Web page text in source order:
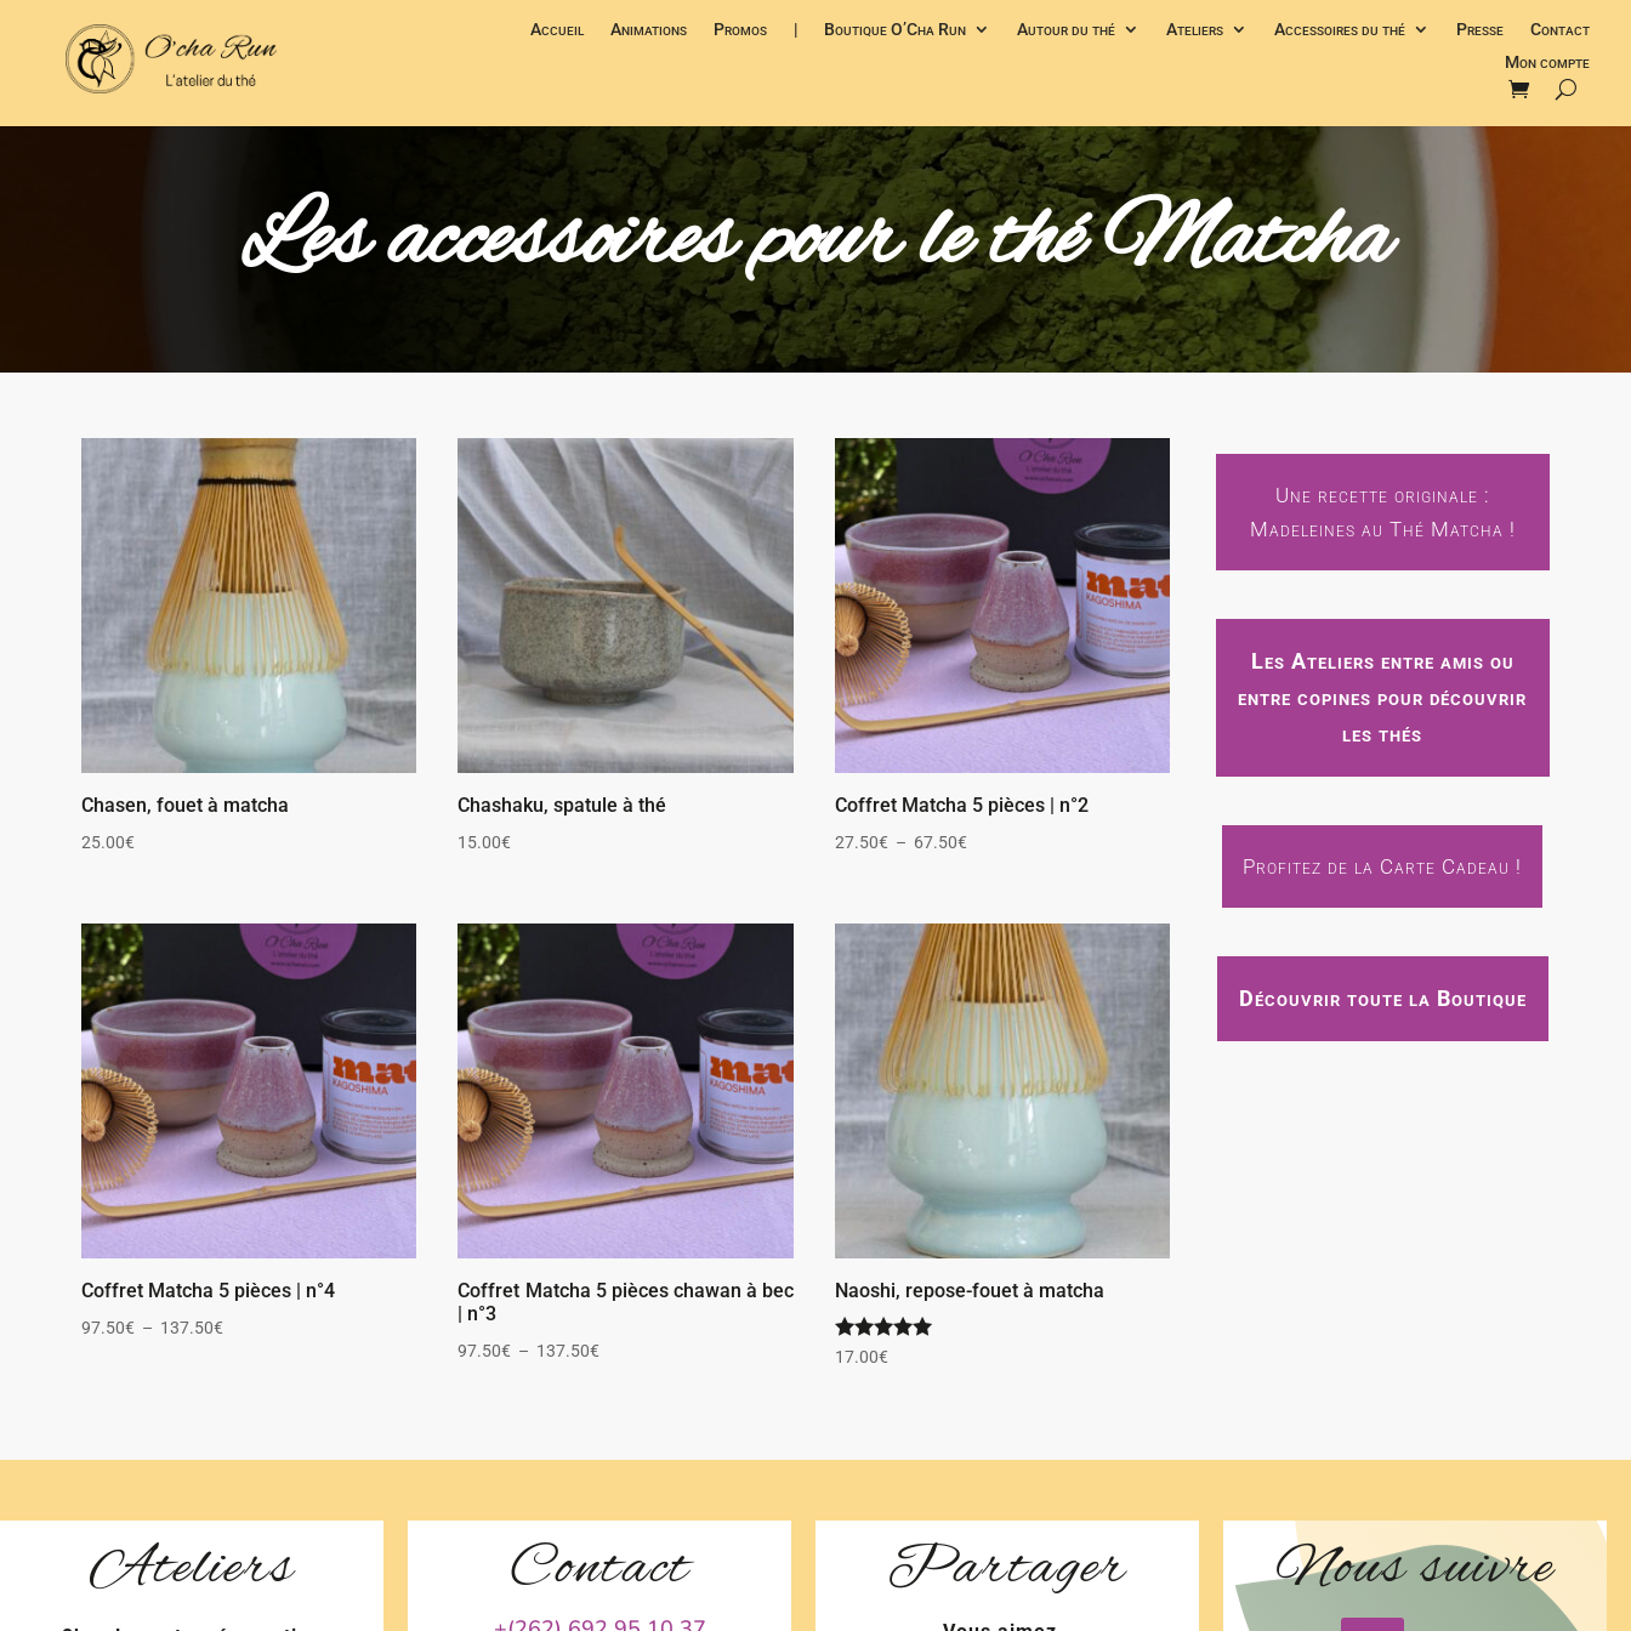
Accueil Animations Promos | Boutique O’Cha Run Autour du thé Ateliers Accessoires du thé Presse
Contact
Mon compte
Les accessoires pour le thé Matcha
Chasen, fouet à matcha
25.00€
Chashaku, spatule à thé
15.00€
Coffret Matcha 5 pièces | n°2
27.50€ – 67.50€Plage
27.50€
à
67.50€
Coffret Matcha 5 pièces | n°4
97.50€ – 137.50€
Coffret Matcha 5 pièces chawan à bec
| n°3
97.50€ – 137.50€
Naoshi, repose-fouet à matcha
Note
17.00€
Une recette originale :
Madeleines au Thé Matcha !
Les Ateliers entre amis ou
entre copines pour découvrir
les thés
Profitez de la Carte Cadeau !
Découvrir toute la Boutique
Ateliers Contact Partager Nous suivre